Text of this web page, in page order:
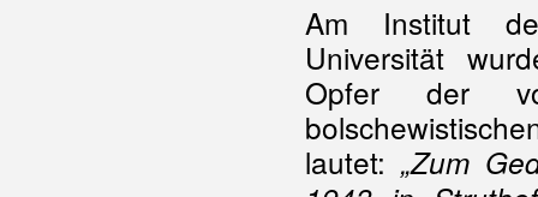
Am Institut
Universität
Opfer der
lautet: „Zum